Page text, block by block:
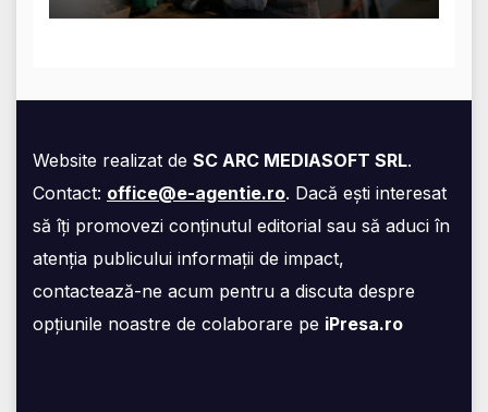
Website realizat de SC ARC MEDIASOFT SRL.
Contact: office@e-agentie.ro. Dacă ești interesat
să îți promovezi conținutul editorial sau să aduci în
atenția publicului informații de impact,
contactează-ne acum pentru a discuta despre
opțiunile noastre de colaborare pe iPresa.ro